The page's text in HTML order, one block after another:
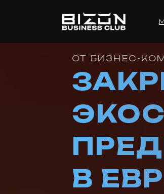
В
ОТ БИЗНЕС-